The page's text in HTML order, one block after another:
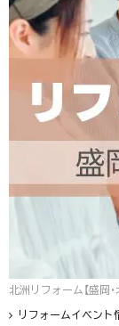
北洲リフォーム【盛岡・
リフォームイベント